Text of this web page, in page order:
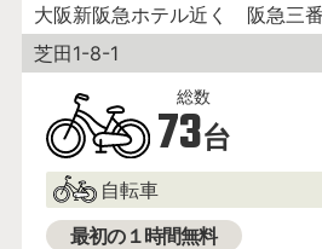
大阪新阪急ホテル近く 阪急三
芝田1-8-1
73台
自転車
最初の１時間無料